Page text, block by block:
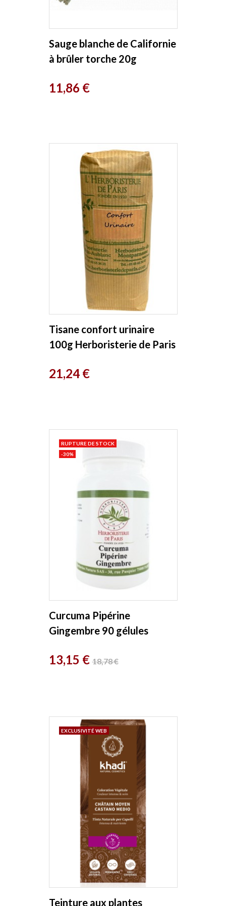
Sauge blanche de Californie
à brûler torche 20g
Prix
11,86 €
Tisane confort urinaire
100g Herboristerie de Paris
Prix
21,24 €
Curcuma Pipérine
Gingembre 90 gélules
Prix
13,15 €Prix
18,78 €
RUPTURE DE STOCK
-30%
Teinture aux plantes
EXCLUSIVITÉ WEB